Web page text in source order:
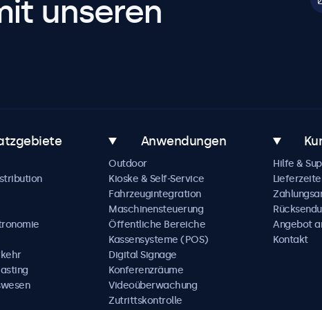
unseren
Anwendungen
Outdoor
Kioske & Self-Service
Fahrzeugintegration
Maschinensteuerung
Öffentliche Bereiche
Kassensysteme (POS)
Digital Signage
Konferenzräume
Videoüberwachung
Zutrittskontrolle
Hilfe &
Angebot
Kontakt